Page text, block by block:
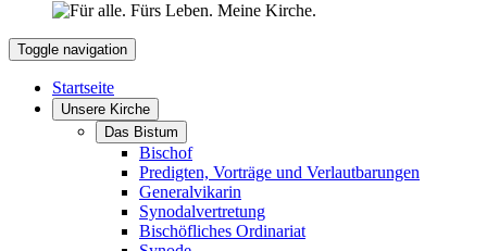
Toggle navigation
Startseite
Unsere Kirche
Das Bistum
Bischof
Predigten, Vorträge und Verlautbarungen
Generalvikarin
Synodalvertretung
Bischöfliches Ordinariat